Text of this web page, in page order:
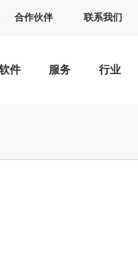
合作伙伴 联系我们
件 服务 行业